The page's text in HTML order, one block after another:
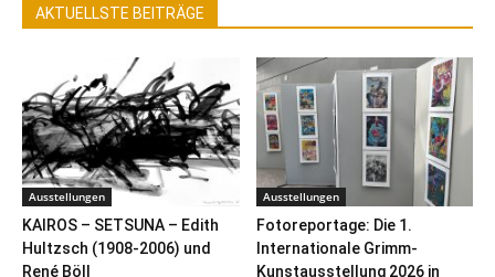
AKTUELLSTE BEITRÄGE
Ausstellungen
KAIROS – SETSUNA – Edith
Hultzsch (1908-2006) und
René Böll
Ausstellungen
Fotoreportage: Die 1.
Internationale Grimm-
Kunstausstellung 2026 in